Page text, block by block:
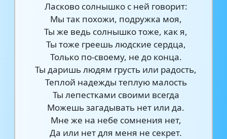
Ласково солнышко с ней говорит:
Мы так похожи, подружка моя,
Ты же ведь солнышко тоже, как я,
Ты тоже греешь людские сердца,
Только по-своему, не до конца.
Ты даришь людям грусть или радость,
Теплой надежды теплую малость
Ты лепестками своими всегда
Можешь загадывать нет или да.
Мне же на небе сомнения нет,
Да или нет для меня не секрет.